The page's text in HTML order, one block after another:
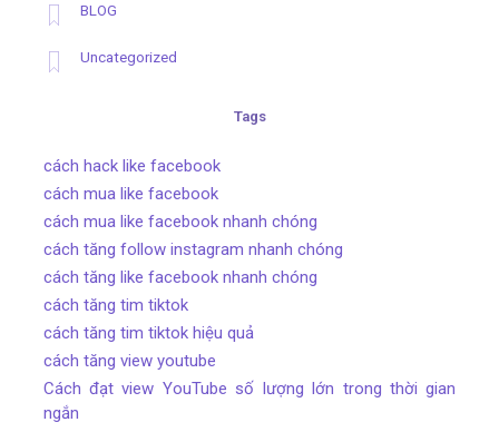
BLOG
Uncategorized
Tags
cách hack like facebook
cách mua like facebook
cách mua like facebook nhanh chóng
cách tăng follow instagram nhanh chóng
cách tăng like facebook nhanh chóng
cách tăng tim tiktok
cách tăng tim tiktok hiệu quả
cách tăng view youtube
Cách đạt view YouTube số lượng lớn trong thời gian
ngắn